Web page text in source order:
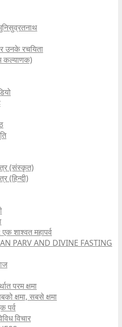
उनके रचयिता
कल्याणक)
(संस्कृत)
(हिन्दी)
शाश्वत महापर्व
PARV AND DIVINE FASTING
परम क्षमा
क्षमा, सबसे क्षमा
पर्व
विचार